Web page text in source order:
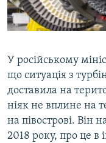
УКРАЇНСЬКА
ІНФОГРАФІКА
ДОЛУЧАЙСЯ!
Усі сайти RFE/RL
У російському
що ситуація з
доставила на
ніяк не вплине на
на півострові. Він
2018 року, про це в